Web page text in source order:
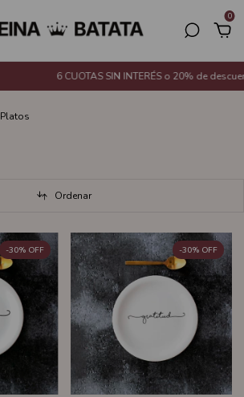
0
6 CUOTAS SIN INTERÉS o 20% de descuento con
Platos
Ordenar
-30% OFF -30% OFF